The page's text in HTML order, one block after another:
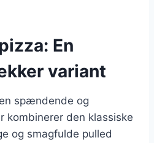
En
variant
spændende og
kombinerer den klassiske
og smagfulde pulled